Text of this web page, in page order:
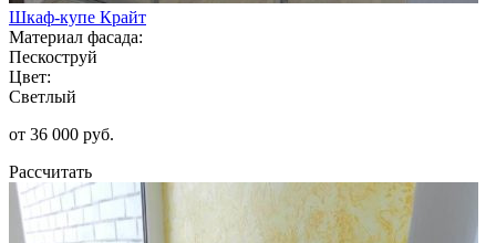
Шкаф-купе Крайт
Материал фасада:
Пескоструй
Цвет:
Светлый
от 36 000 руб.
Рассчитать